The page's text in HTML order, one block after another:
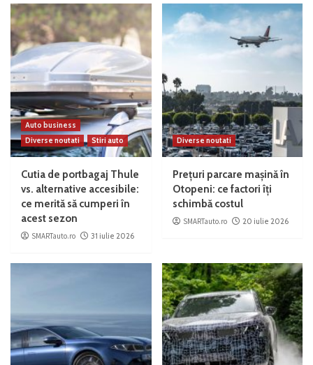
Auto business
Diverse noutati
Stiri auto
Cutia de portbagaj Thule
vs. alternative accesibile:
ce merită să cumperi în
acest sezon
SMARTauto.ro 31 iulie 2026
Diverse noutati
Prețuri parcare mașină în
Otopeni: ce factori îți
schimbă costul
SMARTauto.ro 20 iulie 2026